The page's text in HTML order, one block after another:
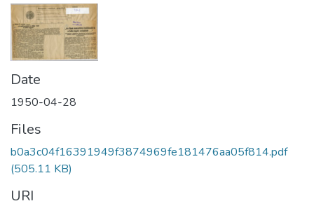
Date
1950-04-28
Files
b0a3c04f16391949f3874969fe181476aa05f814.pdf
(505.11 KB)
URI